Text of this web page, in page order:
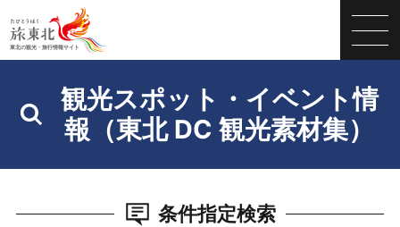
観光スポット・イベント情
報（東北 DC 観光素材集）
条件指定検索